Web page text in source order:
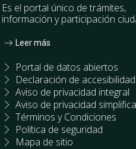
Es el portal único de trámites,
información y participación
Leer más
Portal de datos abiertos
Declaración de accesibilidad
Aviso de privacidad integral
Aviso de privacidad
Términos y Condiciones
Política de seguridad
Mapa de sitio